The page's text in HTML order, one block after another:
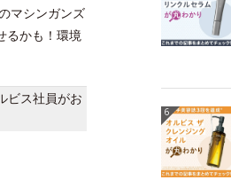
マシンガンズ
るかも！環境
ビス社員がお